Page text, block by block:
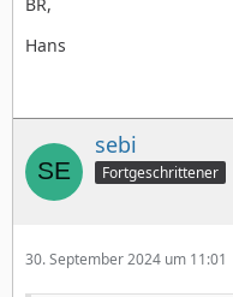
Hans
sebi
Fortgeschrittener
30. September 2024 um 11:01